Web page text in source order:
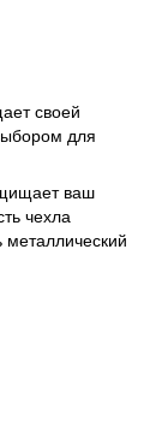
своей
для
ваш
чехла